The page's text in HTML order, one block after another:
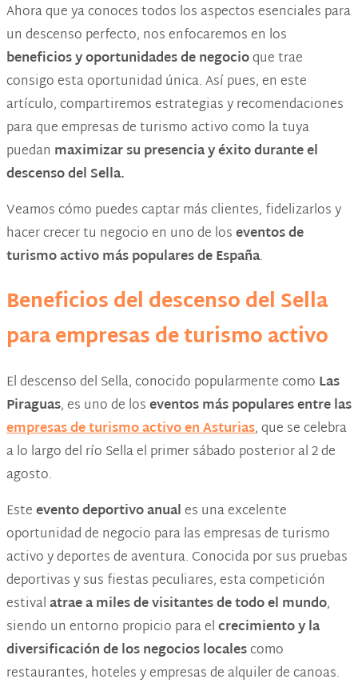
Ahora que ya conoces todos los aspectos esenciales para
un descenso perfecto, nos enfocaremos en los
beneficios y oportunidades de negocioque trae
consigo esta oportunidad única. Así pues, en este
artículo, compartiremos estrategias y recomendaciones
para que empresas de turismo activo como la tuya
puedan maximizar su presencia y éxito durante el
descenso del Sella.
Veamos cómo puedes captar más clientes, fidelizarlos y
hacer crecer tu negocio en uno de loseventos de
turismo activo más populares de España.
Beneficios del descenso del Sella
para empresas de turismo activo
El descenso del Sella, conocido popularmente como Las
Piraguas, es uno de loseventos más populares entre las
empresas de turismo activo en Asturias, que se celebra
a lo largo del río Sella el primer sábado posterior al 2 de
agosto.
Esteevento deportivo anuales una excelente
oportunidad de negocio para las empresas de turismo
activo y deportes de aventura. Conocida por sus pruebas
deportivas y sus fiestas peculiares, esta competición
estivalatrae a miles de visitantes de todo el mundo,
siendo un entorno propicio para elcrecimiento y la
diversificación de los negocios localescomo
restaurantes, hoteles y empresas de alquiler de canoas.